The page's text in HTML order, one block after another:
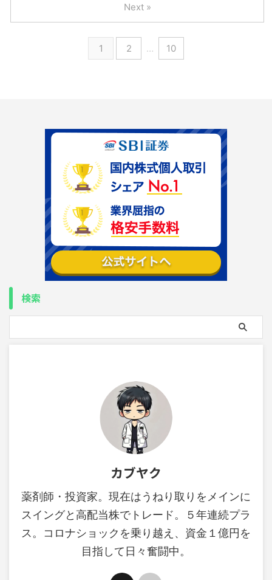
1 2 … 10
Next »
検索
カブヤク
薬剤師・投資家。現在はうねり取りをメインに
スイングと高配当株でトレード。５年連続プラ
ス。コロナショックを乗り越え、資金１億円を
目指して日々奮闘中。